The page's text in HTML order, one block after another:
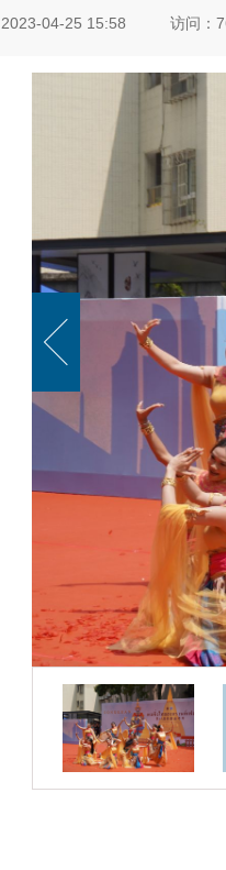
2023-04-25 15:58 访问：